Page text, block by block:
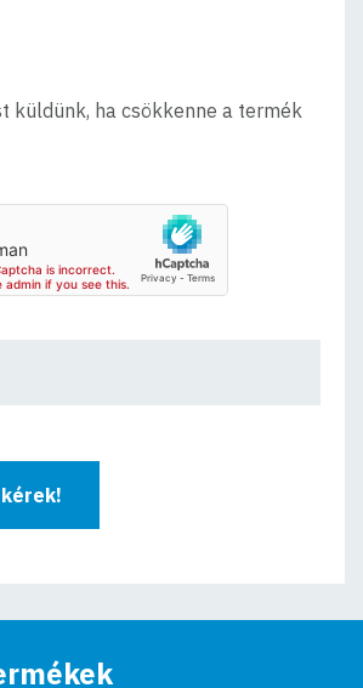
küldünk, ha csökkenne a termék